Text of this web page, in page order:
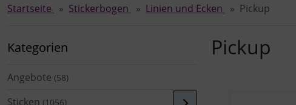
Startseite Stickerbogen Linien und Ecken Pickup
Kategorien
Angebote (58)
Sticken (1056)
Pickup